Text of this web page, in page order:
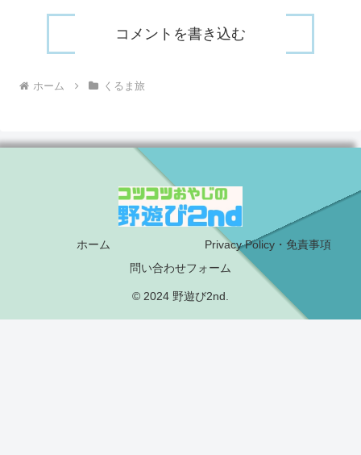
コメントを書き込む
ホーム くるま旅
ホーム
Privacy Policy・免責事項
問い合わせフォーム
© 2024 野遊び2nd.